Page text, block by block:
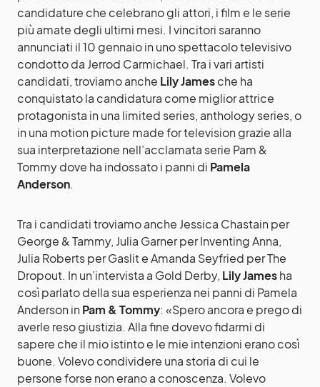
candidature che celebrano gli attori, i film e le serie
più amate degli ultimi mesi. I vincitori saranno
annunciati il 10 gennaio in uno spettacolo televisivo
condotto da Jerrod Carmichael. Tra i vari artisti
candidati, troviamo anche Lily Jamesche ha
conquistato la candidatura come miglior attrice
protagonista in una limited series, anthology series, o
in una motion picture made for television grazie alla
sua interpretazione nell’acclamata serie Pam &
Tommy dove ha indossato i panni di Pamela
Anderson.
Tra i candidati troviamo anche Jessica Chastain per
George & Tammy, Julia Garner per Inventing Anna,
Julia Roberts per Gaslit e Amanda Seyfried per The
Dropout. In un’intervista a Gold Derby, Lily Jamesha
così parlato della sua esperienza nei panni di Pamela
Anderson in Pam & Tommy: «Spero ancora e prego di
averle reso giustizia. Alla fine dovevo fidarmi di
sapere che il mio istinto e le mie intenzioni erano così
buone. Volevo condividere una storia di cui le
persone forse non erano a conoscenza. Volevo